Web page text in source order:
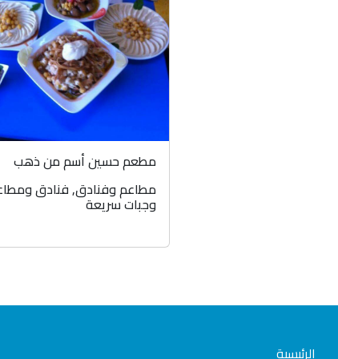
مطعم حسين أسم من ذهب
مطاعم وفنادق,فنادق
وجبات سريعة
الرئيسية